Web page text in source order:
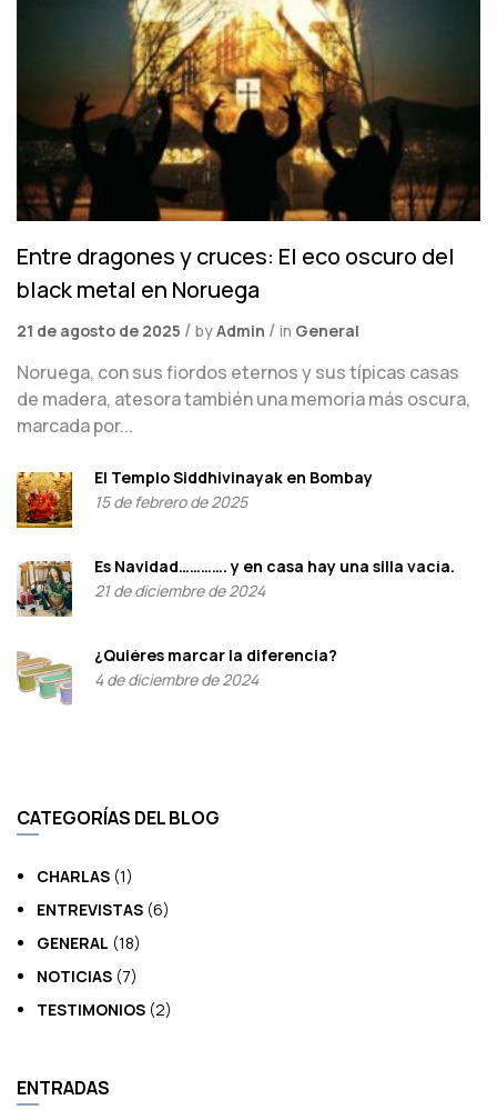
Entre dragones y cruces: El eco oscuro del
black metal en Noruega
21 de agosto de 2025 byAdmin in General
Noruega, con sus fiordos eternos y sus típicas casas
de madera, atesora también una memoria más oscura,
marcada por...
El Templo Siddhivinayak en Bombay
15 de febrero de 2025
Es Navidad…………. y en casa hay una silla vacía.
21 de diciembre de 2024
¿Quiéres marcar la diferencia?
4 de diciembre de 2024
CATEGORÍAS DEL BLOG
CHARLAS (1)
ENTREVISTAS (6)
GENERAL (18)
NOTICIAS (7)
TESTIMONIOS (2)
ENTRADAS